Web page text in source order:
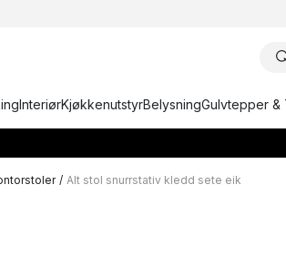
InteriørKjøkkenutstyrBelysningGulvtepper &
/ Alt stol snurrstativ kledd sete eik